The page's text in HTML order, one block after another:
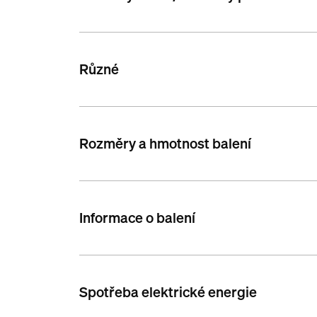
Různé
Rozměry a hmotnost balení
Informace o balení
Spotřeba elektrické energie